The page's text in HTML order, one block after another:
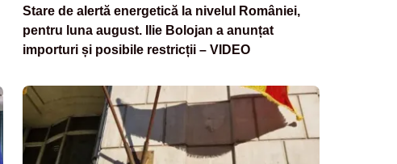
Stare de alertă energetică la nivelul României,
pentru luna august. Ilie Bolojan a anunțat
importuri și posibile restricții – VIDEO